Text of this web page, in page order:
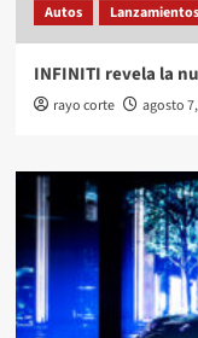
Autos Lanzamientos
INFINITI revela la
rayo corte agosto